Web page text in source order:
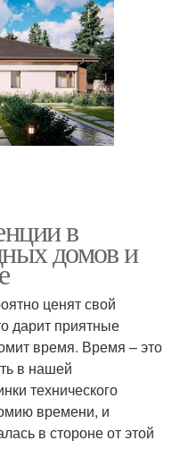
в
домов и
ценят свой
дарит приятные
время. Время – это
в нашей
технического
времени, и
в стороне от этой